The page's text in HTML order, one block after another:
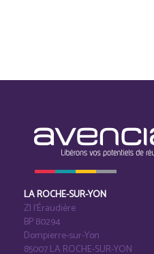
LA ROCHE-SUR-YON
ZI l‘Éraudière
BP 80294
Dompierre-sur-Yon
85007 LA ROCHE-SUR-YON